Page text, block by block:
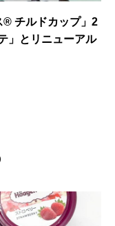
® チルドカップ」2
」とリニューアル